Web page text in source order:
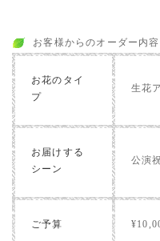
お客様からのオーダー内容
お花のタイ
プ
生花
お届けする
シーン
公演
ご予算